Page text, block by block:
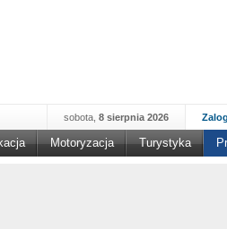
sobota, 8 sierpnia 2026
Motoryzacja Turystyka